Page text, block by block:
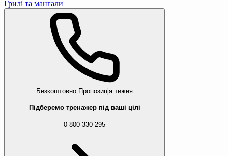
Грилі та мангали
Безкоштовно Пропозиція тижня
Підберемо тренажер під ваші цілі
0 800 330 295